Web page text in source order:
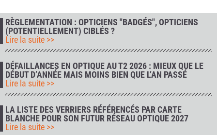
RÈGLEMENTATION : OPTICIENS "BADGÉS", OPTICIENS
(POTENTIELLEMENT) CIBLÉS ?
Lire la suite >>
DÉFAILLANCES EN OPTIQUE AU T2 2026 : MIEUX QUE LE
DÉBUT D’ANNÉE MAIS MOINS BIEN QUE L’AN PASSÉ
Lire la suite >>
LA LISTE DES VERRIERS RÉFÉRENCÉS PAR CARTE
BLANCHE POUR SON FUTUR RÉSEAU OPTIQUE 2027
Lire la suite >>